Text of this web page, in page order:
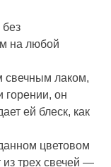
без
на любой
свечным лаком,
горении, он
ей блеск, как
цветовом
из трех свечей —